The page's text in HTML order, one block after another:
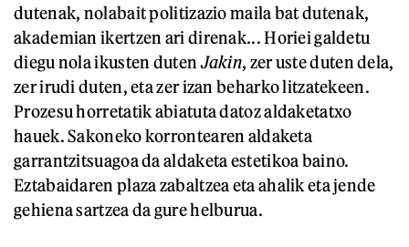
dutenak, nolabait politizazio maila bat dutenak,
akademian ikertzen ari direnak... Horiei galdetu
diegu nola ikusten dutenJakin, zer uste duten dela,
zer irudi duten, eta zer izan beharko litzatekeen.
Prozesu horretatik abiatuta datoz aldaketatxo
hauek. Sakoneko korrontearen aldaketa
garrantzitsuagoa da aldaketa estetikoa baino.
Eztabaidaren plaza zabaltzea eta ahalik eta jende
gehiena sartzea da gure helburua.